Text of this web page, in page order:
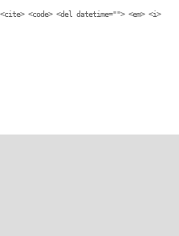
<code> <del datetime=""> <em> <i>